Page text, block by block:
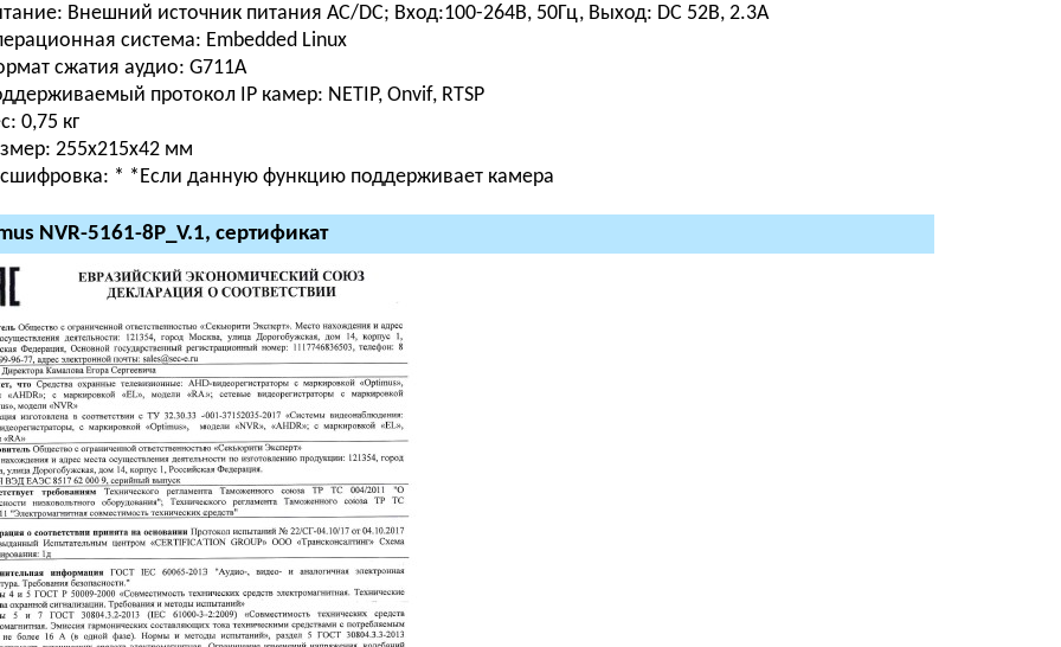
Внешний источник питания AC/DC; Вход:100-264В, 50Гц, Выход: DC 52В, 2.3A
система: Embedded Linux
сжатия аудио: G711A
протокол IP камер: NETIP, Onvif, RTSP
0,75 кг
255х215х42 мм
* *Если данную функцию поддерживает камера
NVR-5161-8P_V.1, сертификат